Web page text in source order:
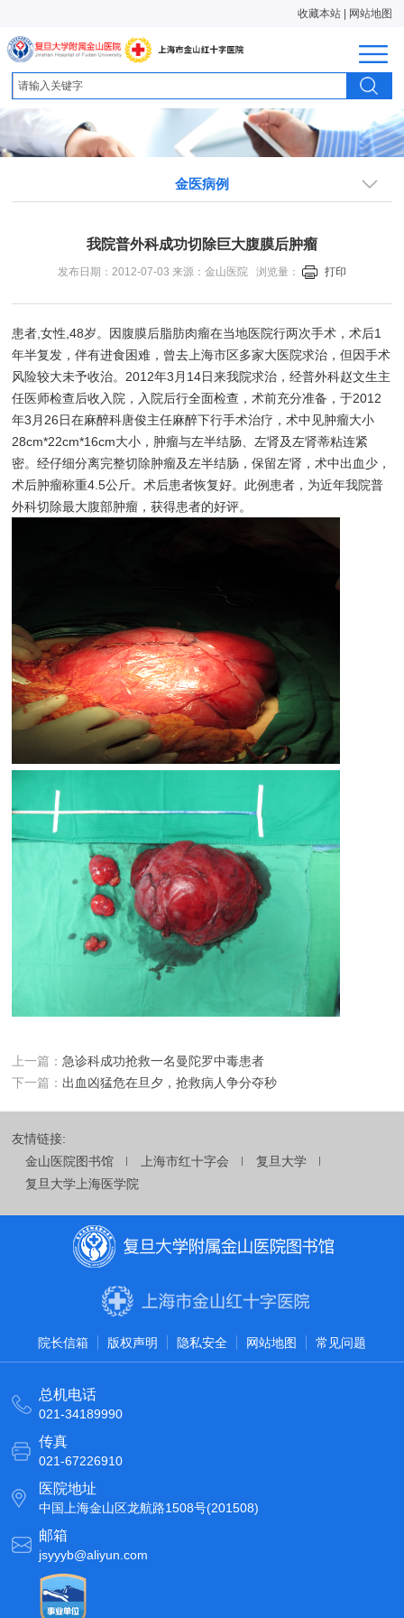
收藏本站 网站地图
金医病例
我院普外科成功切除巨大腹膜后肿瘤
发布日期：2012-07-03 来源：金山医院 浏览量： 打印
患者,女性,48岁。因腹膜后脂肪肉瘤在当地医院行两次手术，术后1
年半复发，伴有进食困难，曾去上海市区多家大医院求治，但因手术
风险较大未予收治。2012年3月14日来我院求治，经普外科赵文生主
任医师检查后收入院，入院后行全面检查，术前充分准备，于2012
年3月26日在麻醉科唐俊主任麻醉下行手术治疗，术中见肿瘤大小
28cm*22cm*16cm大小，肿瘤与左半结肠、左肾及左肾蒂粘连紧
密。经仔细分离完整切除肿瘤及左半结肠，保留左肾，术中出血少，
术后肿瘤称重4.5公斤。术后患者恢复好。此例患者，为近年我院普
外科切除最大腹部肿瘤，获得患者的好评。
上一篇：急诊科成功抢救一名曼陀罗中毒患者
下一篇： 出血凶猛危在旦夕，抢救病人争分夺秒
友情链接:
金山医院图书馆
上海市红十字会
复旦大学
复旦大学上海医学院
院长信箱 版权声明 隐私安全 网站地图 常见问题
总机电话
021-34189990
传真
021-67226910
医院地址
中国上海金山区龙航路1508号(201508)
邮箱
jsyyyb@aliyun.com